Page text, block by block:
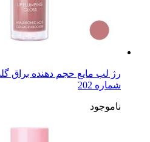
شماره 202
ناموجود